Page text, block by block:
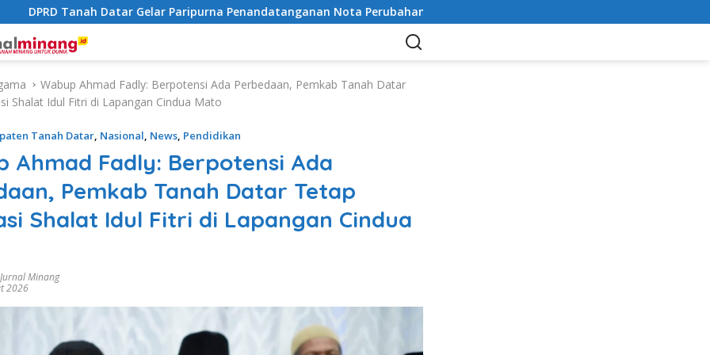
Tanah Datar Gelar Paripurna Penandatanganan Nota Perubahan Anggaran
Wabup Ahmad Fadly: Berpotensi Ada Perbedaan, Pemkab Tanah Datar
Shalat Idul Fitri di Lapangan Cindua Mato
Tanah Datar, Nasional, News, Pendidikan
Ahmad Fadly: Berpotensi Ada
Pemkab Tanah Datar Tetap
Shalat Idul Fitri di Lapangan Cindua
Minang
2026